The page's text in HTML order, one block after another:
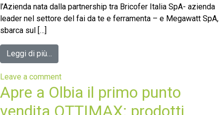
l’Azienda nata dalla partnership tra Bricofer Italia SpA- azienda
leader nel settore del fai da te e ferramenta – e Megawatt SpA,
sbarca sul […]
Leggi di più…
Leave a comment
Apre a Olbia il primo punto
vendita OTTIMAX: prodotti